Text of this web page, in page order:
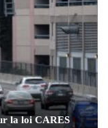
la loi CARES